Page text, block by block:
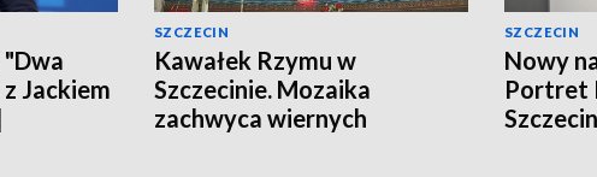
Jackiem
SZCZECIN
Kawałek Rzymu w
Szczecinie. Mozaika
zachwyca wiernych
SZCZECIN
Nowy
Portret